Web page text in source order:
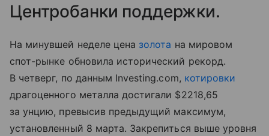
Центробанки поддержки.
На минувшей неделе цена золота на мировом
спот-рынке обновила исторический рекорд.
В четверг, по данным Investing.com, котировки
драгоценного металла достигали $2218,65
за унцию, превысив предыдущий максимум,
установленный 8 марта. Закрепиться выше уровня